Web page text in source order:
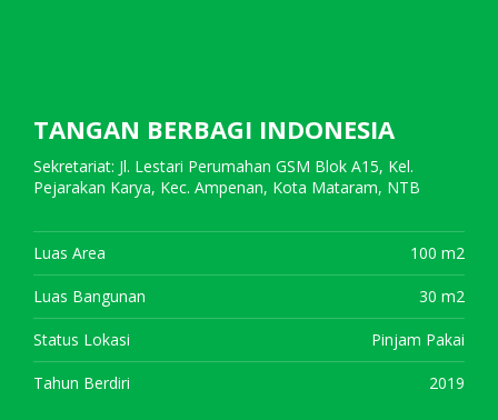
TANGAN BERBAGI INDONESIA
Sekretariat: Jl. Lestari Perumahan GSM Blok A15, Kel.
Pejarakan Karya, Kec. Ampenan, Kota Mataram, NTB
Luas Area 100 m2
Luas Bangunan 30 m2
Status Lokasi Pinjam Pakai
Tahun Berdiri 2019